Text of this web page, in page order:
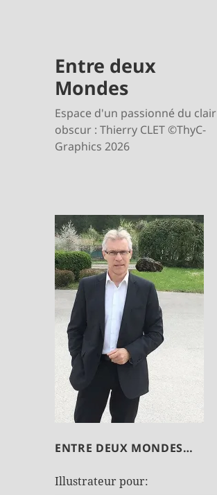
Entre deux
Mondes
Espace d'un passionné du clair
obscur : Thierry CLET ©ThyC-
Graphics 2026
ENTRE DEUX MONDES…
Illustrateur pour: